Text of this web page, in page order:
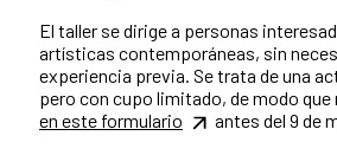
El taller se dirige a personas
artísticas contemporáneas, sin
experiencia previa. Se trata de una
pero con cupo limitado, de modo que
en este formulario
antes del 9 de